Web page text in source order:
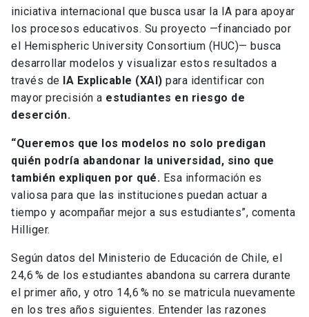
iniciativa internacional que busca usar la IA para apoyar
los procesos educativos. Su proyecto —financiado por
el Hemispheric University Consortium (HUC)— busca
desarrollar modelos y visualizar estos resultados a
través de IA Explicable (XAI) para identificar con
mayor precisión a estudiantes en riesgo de
deserción.
“Queremos que los modelos no solo predigan
quién podría abandonar la universidad, sino que
también expliquen por qué. Esa información es
valiosa para que las instituciones puedan actuar a
tiempo y acompañar mejor a sus estudiantes”, comenta
Hilliger.
Según datos del Ministerio de Educación de Chile, el
24,6 % de los estudiantes abandona su carrera durante
el primer año, y otro 14,6 % no se matricula nuevamente
en los tres años siguientes. Entender las razones